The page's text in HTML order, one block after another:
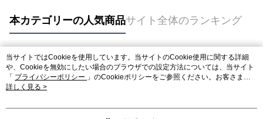
本カテゴリーの人気商品サイト全体のランキング
人気タグ
当サイトではCookieを使用しています。当サイトのCookie使用に関する詳細
や、Cookieを無効にしたい場合のブラウザでの設定方法については、当サイト
「 プライバシーポリシー 」のCookieポリシーをご参照ください。お客さま
が、当サイトを引き続き使用される場合、当社がサイト利用規約のCookieポリ
詳しく見る >